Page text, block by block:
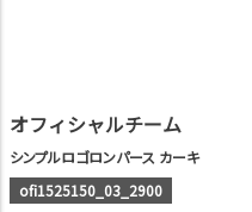
オフィシャルチーム
シンプルロゴロンパース カーキ
ofi1525150_03_2900